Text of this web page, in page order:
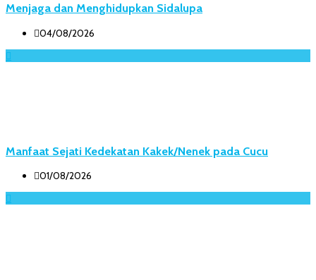
Menjaga dan Menghidupkan Sidalupa
04/08/2026
Manfaat Sejati Kedekatan Kakek/Nenek pada Cucu
01/08/2026